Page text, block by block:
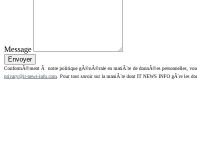
Message
ConformÃ©ment Ã notre politique gÃ©nÃ©rale en matiÃ¨re de donnÃ©es personnelles,
privacy@it-news-info.com . Pour tout savoir sur la maniÃ¨re dont IT NEWS INFO gÃ¨re les